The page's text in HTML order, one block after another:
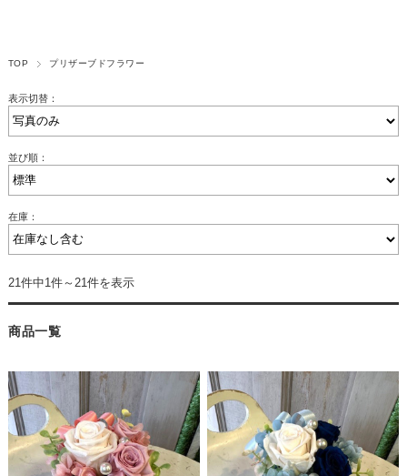
TOP プリザーブドフラワー
表示切替：
並び順：
在庫：
21件中1件～21件を表示
商品一覧